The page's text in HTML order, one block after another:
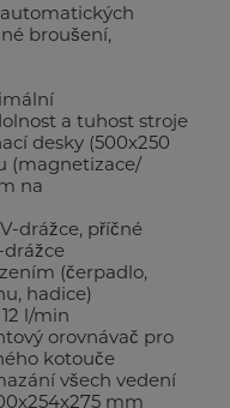
broušení,
a tuhost stroje
desky (500x250
(magnetizace/
na
drážce, příčné
(čerpadlo,
hadice)
l/min
orovnávač pro
kotouče
všech vedení
mm